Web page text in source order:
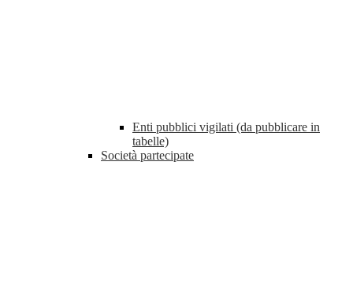
Enti pubblici vigilati (da pubblicare in
tabelle)
Società partecipate